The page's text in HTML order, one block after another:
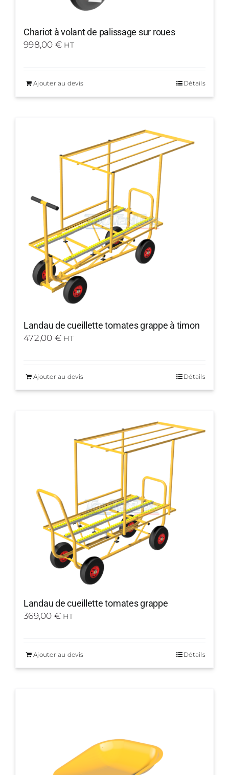
Chariot à volant de palissage sur roues
998,00 € HT
Ajouter au devis Détails
Landau de cueillette tomates grappe à timon
472,00 € HT
Ajouter au devis Détails
Landau de cueillette tomates grappe
369,00 € HT
Ajouter au devis Détails